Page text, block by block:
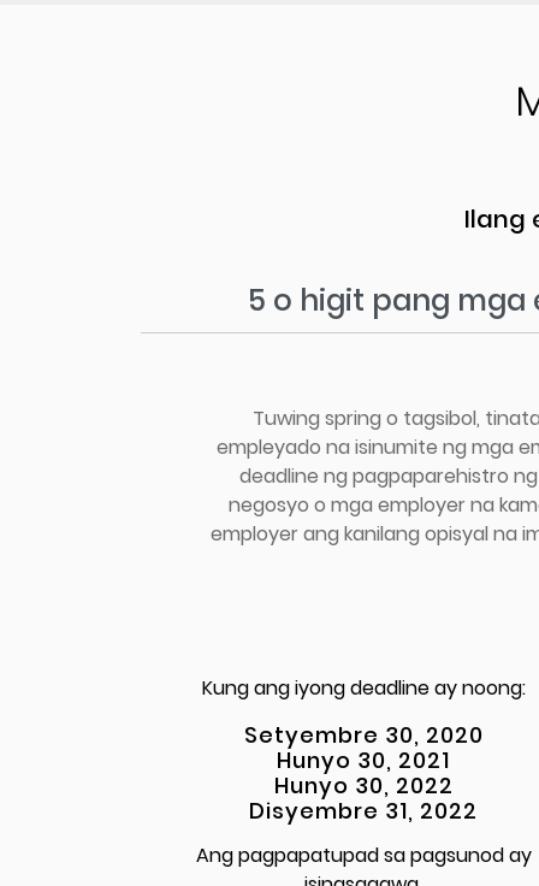
Ilang
5 o higit pang mga
Tuwing spring o tagsibol,
empleyado na isinumite ng mga
deadline ng pagpaparehistro
negosyo o mga employer na
employer ang kanilang opisyal na
Kung ang iyong deadline ay noong:
Setyembre 30, 2020
Hunyo 30, 2021
Hunyo 30, 2022
Disyembre 31, 2022
Ang pagpapatupad sa pagsunod ay